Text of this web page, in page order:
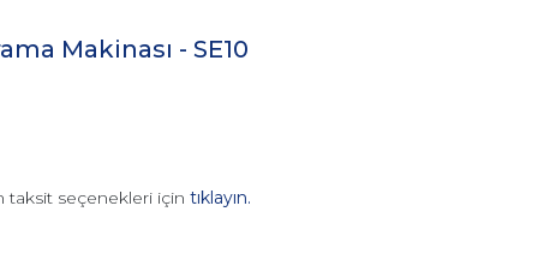
Makinası - SE10
taksit seçenekleri için tıklayın.